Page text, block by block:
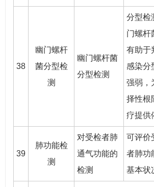
38
幽门螺杆
菌分型检
测
幽门螺杆菌
分型检测
分型检
门螺杆
有助于
感染分
强弱，
择性根
疗提供
39
肺功能检
测
对受检者肺
通气功能的
检测
可评价
者肺功
基本状